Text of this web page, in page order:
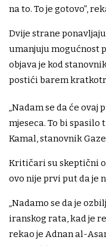
na to. To je gotovo”,
Dvije strane
umanjuju mogućnost
objava je kod
postići barem
„Nadam se da će ovaj
mjeseca. To bi spasilo
Kamal, stanovnik
Kritičari su skeptični
ovo nije prvi put da je
„Nadamo se da je
iranskog rata, kad je
rekao je Adnan al-